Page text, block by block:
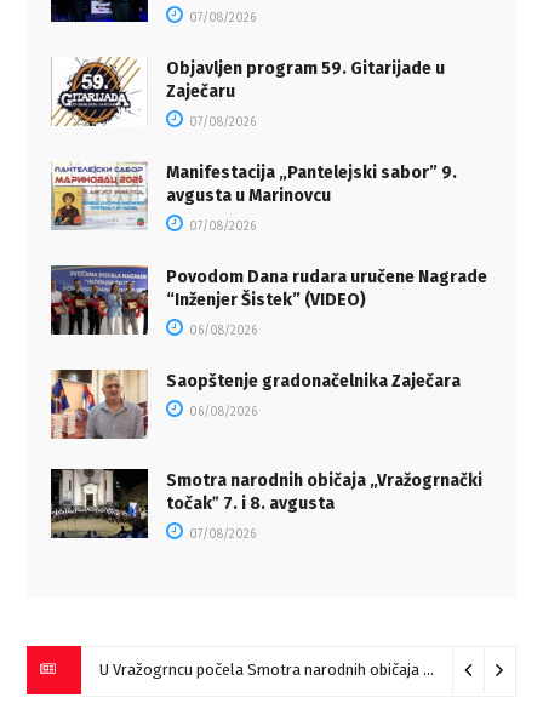
07/08/2026
Objavljen program 59. Gitarijade u
Zaječaru
07/08/2026
Manifestacija „Pantelejski sabor” 9.
avgusta u Marinovcu
07/08/2026
Povodom Dana rudara uručene Nagrade
“Inženjer Šistek” (VIDEO)
06/08/2026
Saopštenje gradonačelnika Zaječara
06/08/2026
Smotra narodnih običaja „Vražogrnački
točakˮ 7. i 8. avgusta
07/08/2026
U Vražogrncu počela Smotra narodnih običaja „Vražogrnački točak“